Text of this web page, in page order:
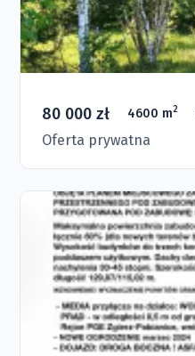
80 000 zł 4600 m2
Oferta prywatna